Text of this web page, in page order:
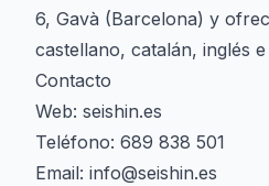
6, Gavà (Barcelona) y
castellano, catalán, inglés e
Contacto
Web: seishin.es
Teléfono: 689 838 501
Email: info@seishin.es